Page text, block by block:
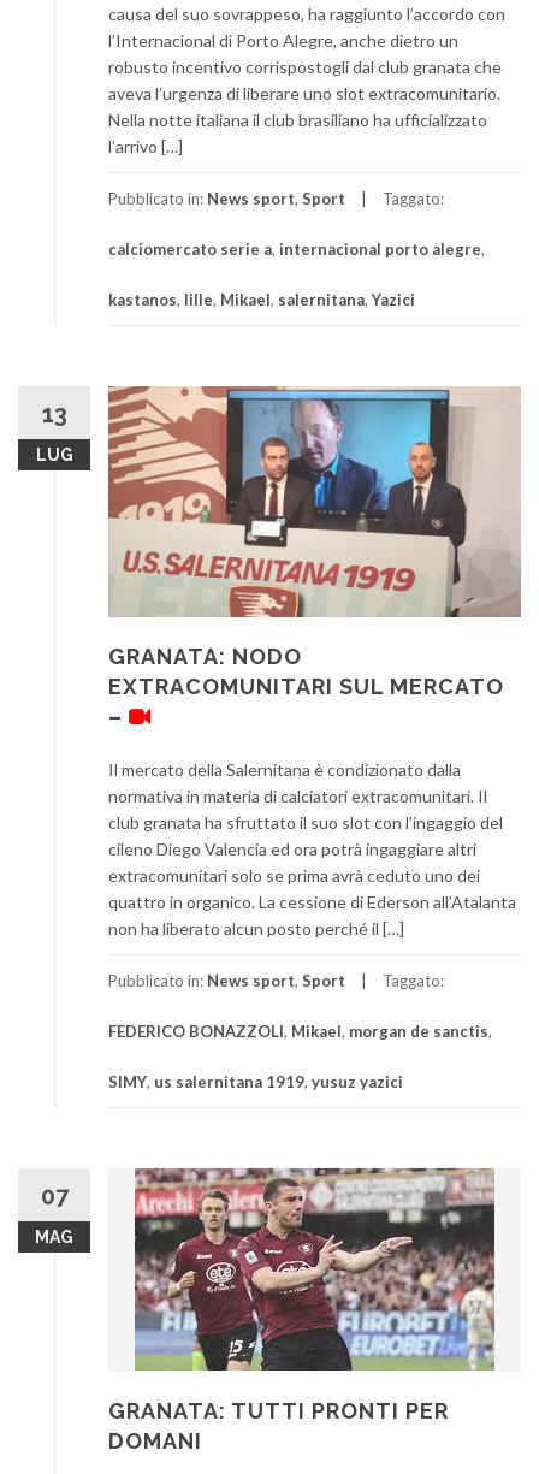
causa del suo sovrappeso, ha raggiunto l’accordo con
l’Internacional di Porto Alegre, anche dietro un
robusto incentivo corrispostogli dal club granata che
aveva l’urgenza di liberare uno slot extracomunitario.
Nella notte italiana il club brasiliano ha ufficializzato
l’arrivo […]
Pubblicato in: News sport, Sport Taggato:
calciomercato serie a, internacional porto alegre,
kastanos, lille, Mikael, salernitana,Yazici
13
LUG
GRANATA: NODO
EXTRACOMUNITARI SUL MERCATO
–
Il mercato della Salernitana è condizionato dalla
normativa in materia di calciatori extracomunitari. Il
club granata ha sfruttato il suo slot con l’ingaggio del
cileno Diego Valencia ed ora potrà ingaggiare altri
extracomunitari solo se prima avrà ceduto uno dei
quattro in organico. La cessione di Ederson all’Atalanta
non ha liberato alcun posto perché il […]
Pubblicato in: News sport, Sport Taggato:
FEDERICO BONAZZOLI, Mikael, morgan de sanctis,
SIMY, us salernitana 1919, yusuz yazici
07
MAG
GRANATA: TUTTI PRONTI PER
DOMANI